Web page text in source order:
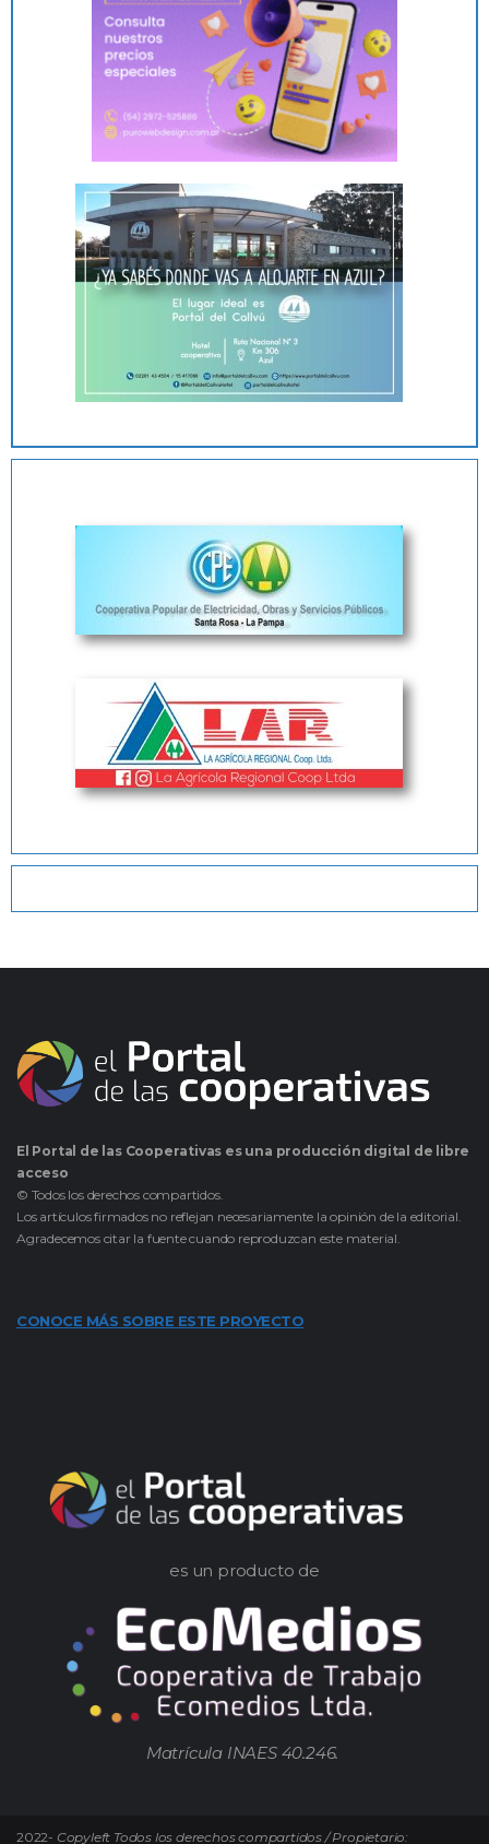
El Portal de las Cooperativas es una producción digital de libre
acceso
© Todos los derechos compartidos.
Los artículos firmados no reflejan necesariamente la opinión de la editorial.
Agradecemos citar la fuente cuando reproduzcan este material.
CONOCE MÁS SOBRE ESTE PROYECTO
es un producto de
Matrícula INAES 40.246.
2022- Copyleft Todos los derechos compartidos / Propietario: